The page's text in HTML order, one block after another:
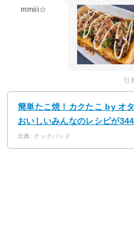
mmiii☆
引
簡単たこ焼！カクたこ by オ
おいしいみんなのレシピが
出典: クックパッド